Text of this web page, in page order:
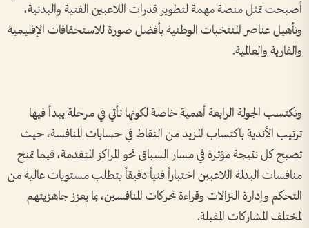
أصبحت تمثل منصة مهمة لتطوير قدرات اللاعبين الفنية والبدنية،
وتأهيل عناصر المنتخبات الوطنية بأفضل صورة للاستحقاقات الإقليمية
والقارية والعالمية.
وتكتسب الجولة الرابعة أهمية خاصة لكونها تأتي في مرحلة يبدأ فيها
ترتيب الأندية باكتساب المزيد من النقاط في حسابات المنافسة، حيث
تصبح كل نتيجة مؤثرة في مسار السباق نحو المراكز المتقدمة، فيما تمنح
منافسات البدلة اللاعبين اختباراً فنياً دقيقاً يتطلب مستويات عالية من
التحكم وإدارة النزالات وقراءة تحركات المنافسين، بما يعزز جاهزيتهم
لمختلف المشاركات المقبلة.